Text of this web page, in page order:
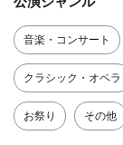
音楽・コンサート
クラシック・オペラ
お祭り その他